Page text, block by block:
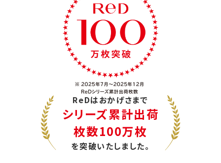
ReDはおかげさまで
シリーズ累計出荷
枚数100万枚
を突破いたしました。